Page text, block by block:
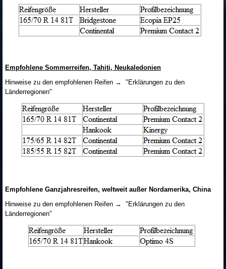
Empfohlene Sommerreifen, Tahiti, Neukaledonien
Hinweise zu den empfohlenen Reifen → "Erklärungen zu den
Länderregionen"
Empfohlene Ganzjahresreifen, weltweit außer Nordamerika, China
Hinweise zu den empfohlenen Reifen → "Erklärungen zu den
Länderregionen"